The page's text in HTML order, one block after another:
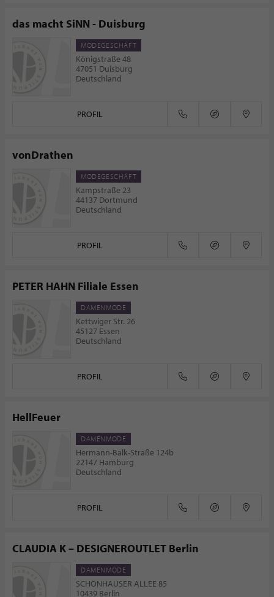
das macht SiNN - Duisburg
MODEGESCHÄFT
Königstraße 48
47051 Duisburg
Deutschland
PROFIL
vonDrathen
MODEGESCHÄFT
Kampstraße 23
44137 Dortmund
Deutschland
PROFIL
PETER HAHN Filiale Essen
DAMENMODE
Kettwiger Str. 26
45127 Essen
Deutschland
PROFIL
HellFeuer
DAMENMODE
Hermann-Balk-Straße 124b
22147 Hamburg
Deutschland
PROFIL
CLAUDIA K – DESIGNEROUTLET Berlin
DAMENMODE
SCHÖNHAUSER ALLEE 85
10439 Berlin